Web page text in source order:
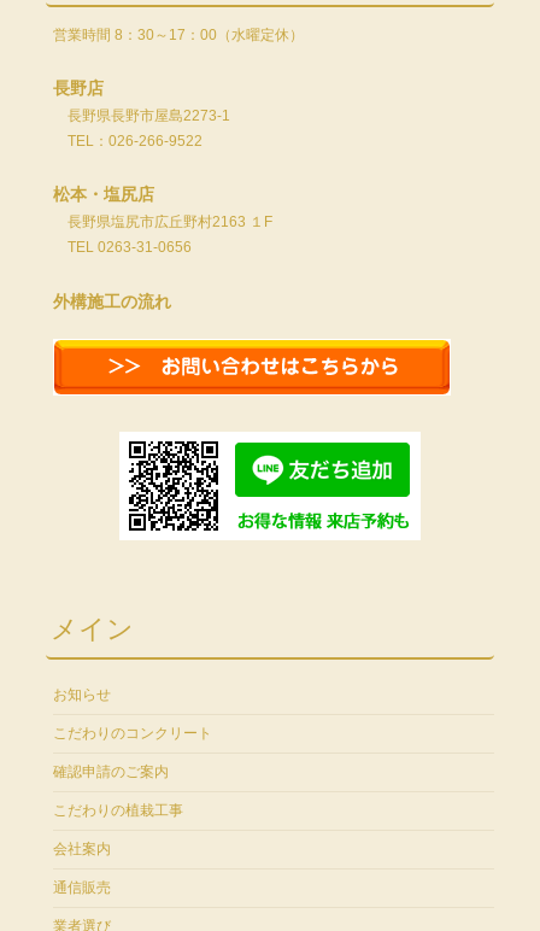
営業時間 8：30～17：00（水曜定休）
長野店
長野県長野市屋島2273-1
TEL：026-266-9522
松本・塩尻店
長野県塩尻市広丘野村2163 １F
TEL 0263-31-0656
外構施工の流れ
メイン
お知らせ
こだわりのコンクリート
確認申請のご案内
こだわりの植栽工事
会社案内
通信販売
業者選び